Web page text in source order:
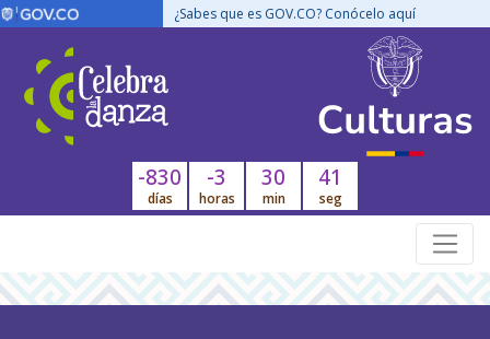
¿Sabes que es GOV.CO? Conócelo aquí
-830
días
-3
horas
30
min
41
seg